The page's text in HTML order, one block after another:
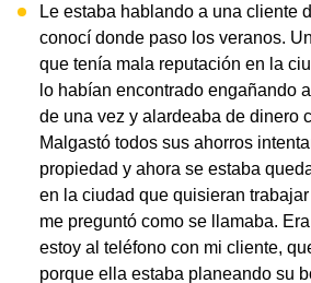
Le estaba hablando a una cliente
conocí donde paso los veranos.
que tenía mala reputación en la
lo habían encontrado engañando
de una vez y alardeaba de dinero
Malgastó todos sus ahorros
propiedad y ahora se estaba
en la ciudad que quisieran
me preguntó como se llamaba.
estoy al teléfono con mi cliente,
porque ella estaba planeando su